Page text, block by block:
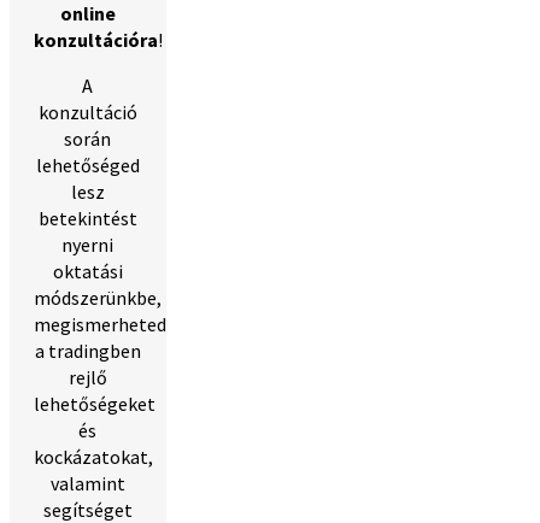
online
konzultációra!
A
konzultáció
során
lehetőséged
lesz
betekintést
nyerni
oktatási
módszerünkbe,
megismerheted
a tradingben
rejlő
lehetőségeket
és
kockázatokat,
valamint
segítséget